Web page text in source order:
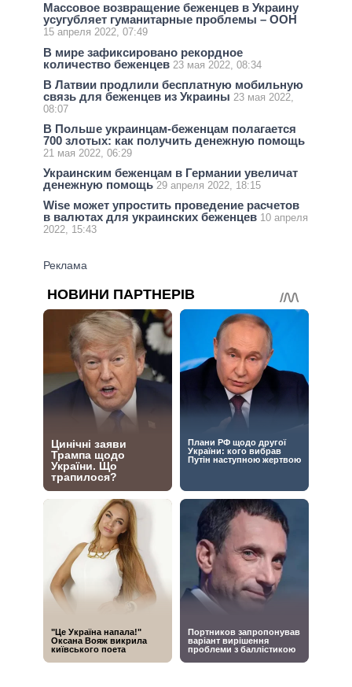
Массовое возвращение беженцев в Украину
усугубляет гуманитарные проблемы – ООН
15 апреля 2022, 07:49
В мире зафиксировано рекордное
количество беженцев 23 мая 2022, 08:34
В Латвии продлили бесплатную мобильную
связь для беженцев из Украины 23 мая 2022,
08:07
В Польше украинцам-беженцам полагается
700 злотых: как получить денежную помощь
21 мая 2022, 06:29
Украинским беженцам в Германии увеличат
денежную помощь 29 апреля 2022, 18:15
Wise может упростить проведение расчетов
в валютах для украинских беженцев 10 апреля
2022, 15:43